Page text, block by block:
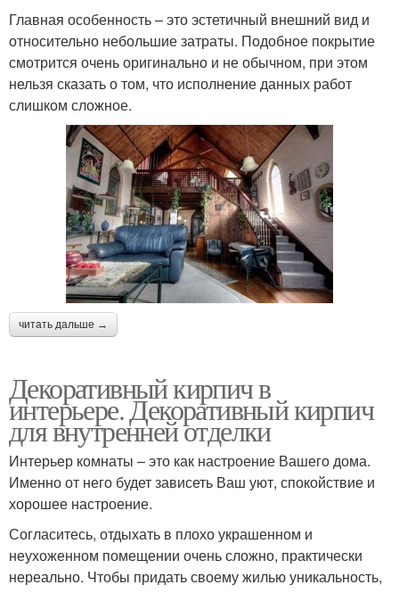
Главная особенность – это эстетичный внешний вид и
относительно небольшие затраты. Подобное покрытие
смотрится очень оригинально и не обычном, при этом
нельзя сказать о том, что исполнение данных работ
слишком сложное.
читать дальше →
Декоративный кирпич в
интерьере. Декоративный кирпич
для внутренней отделки
Интерьер комнаты – это как настроение Вашего дома.
Именно от него будет зависеть Ваш уют, спокойствие и
хорошее настроение.
Согласитесь, отдыхать в плохо украшенном и
неухоженном помещении очень сложно, практически
нереально. Чтобы придать своему жилью уникальность,